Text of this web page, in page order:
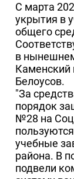
С марта
укрытия в
общего
в
Каменский
Белоусов.
"За
порядок
№28 на
учебные
района. В
подвели